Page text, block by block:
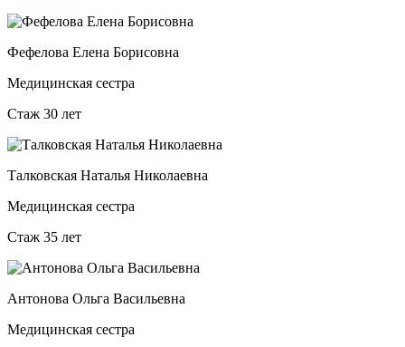
Фефелова Елена Борисовна
Медицинская сестра
Стаж 30 лет
Талковская Наталья Николаевна
Медицинская сестра
Стаж 35 лет
Антонова Ольга Васильевна
Медицинская сестра